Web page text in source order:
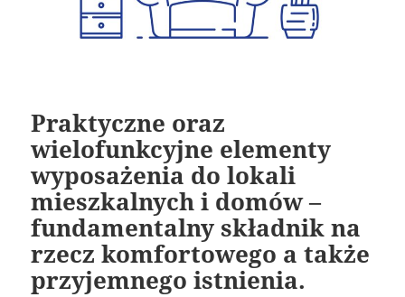
Praktyczne oraz
wielofunkcyjne elementy
wyposażenia do lokali
mieszkalnych i domów –
fundamentalny składnik na
rzecz komfortowego a także
przyjemnego istnienia.